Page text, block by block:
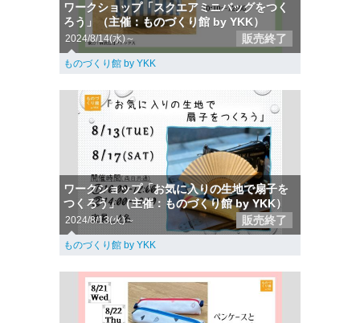
ワークショップ「スクエアミニバッグをつく
ろう」（主催：ものづくり館 by YKK）
2024/8/14(水)～ 販売終了
ものづくり館 by YKK
ワークショップ「お気に入りの生地で扇子を
つくろう」（主催：ものづくり館 by YKK）
2024/8/13(火)～ 販売終了
ものづくり館 by YKK